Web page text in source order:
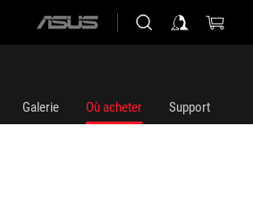
ASUS
Galerie Où acheter Support